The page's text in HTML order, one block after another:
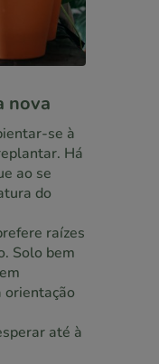
nova
se à
Há
ao se
do
raízes
Solo bem
orientação
até à